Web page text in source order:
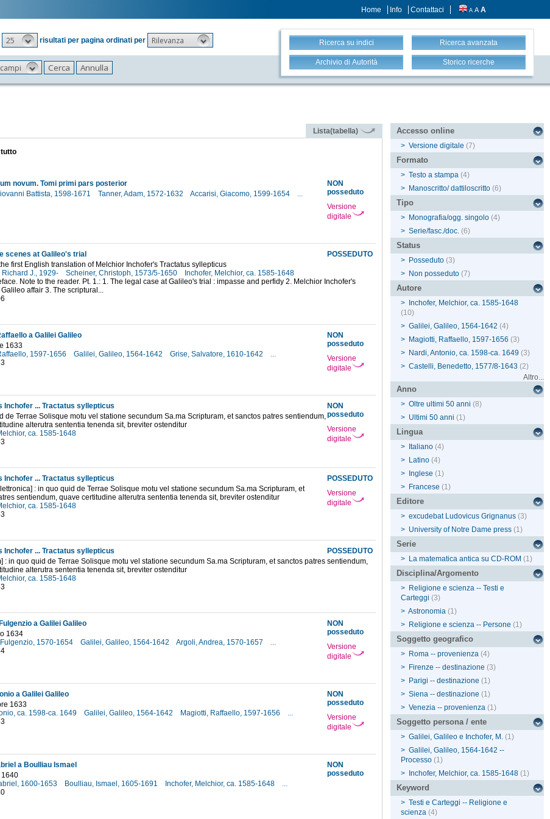
Home Info Contattaci A A A
25 risultati per pagina ordinati per Rilevanza Ricerca su indici Ricerca avanzata
Archivio di Autorità Storico ricerche
Lista(tabella)
NON
posseduto
Versione
digitale
novum. Tomi primi pars posterior
Battista, 1598-1671
Tanner, Adam, 1572-1632 Accarisi, Giacomo, 1599-1654 ...
POSSEDUTO
scenes at Galileo's trial
first English translation of Melchior Inchofer's Tractatus syllepticus
Richard J., 1929-
Scheiner, Christoph, 1573/5-1650
Inchofer, Melchior, ca. 1585-1648
Note to the reader. Pt. 1.: 1. The legal case at Galileo's trial : impasse and perfidy 2. Melchior Inchofer's
affair 3. The scriptural...
NON
posseduto
Versione
digitale
a Galilei Galileo
1633
1597-1656
Galilei, Galileo, 1564-1642 Grise, Salvatore, 1610-1642
...
NON
posseduto
Versione
digitale
Inchofer ... Tractatus syllepticus
de Terrae Solisque motu vel statione secundum Sa.ma Scripturam, et sanctos patres sentiendum,
alterutra sententia tenenda sit, breviter ostenditur
ca. 1585-1648
POSSEDUTO
Versione
digitale
Inchofer ... Tractatus syllepticus
: in quo quid de Terrae Solisque motu vel statione secundum Sa.ma Scripturam, et
sentiendum, quave certitudine alterutra sententia tenenda sit, breviter ostenditur
ca. 1585-1648
POSSEDUTO
Inchofer ... Tractatus syllepticus
: in quo quid de Terrae Solisque motu vel statione secundum Sa.ma Scripturam, et sanctos patres sentiendum,
alterutra sententia tenenda sit, breviter ostenditur
ca. 1585-1648
NON
posseduto
Versione
digitale
a Galilei Galileo
1634
1570-1654
Galilei, Galileo, 1564-1642 Argoli, Andrea, 1570-1657
...
NON
posseduto
Versione
digitale
a Galilei Galileo
1633
ca. 1598-ca. 1649
Galilei, Galileo, 1564-1642 Magiotti, Raffaello, 1597-1656
...
NON
posseduto
a Boulliau Ismael
1640
1600-1653
Boulliau, Ismael, 1605-1691 Inchofer, Melchior, ca. 1585-1648
...
Accesso online
> Versione digitale (7)
Formato
> Testo a stampa (4)
> Manoscritto/ dattiloscritto (6)
Tipo
> Monografia/ogg. singolo (4)
> Serie/fasc./doc. (6)
Status
> Posseduto (3)
> Non posseduto (7)
Autore
>
Inchofer, Melchior, ca. 1585-1648
(10)
> Galilei, Galileo, 1564-1642 (4)
> Magiotti, Raffaello, 1597-1656 (3)
> Nardi, Antonio, ca. 1598-ca. 1649 (3)
> Castelli, Benedetto, 1577/8-1643 (2)
Altro...
Anno
> Oltre ultimi 50 anni (8)
> Ultimi 50 anni (1)
Lingua
> Italiano (4)
> Latino (4)
>
Inglese (1)
> Francese (1)
Editore
> excudebat Ludovicus Grignanus (3)
> University of Notre Dame press (1)
Serie
> La matematica antica su CD-ROM (1)
Disciplina/Argomento
> Religione e scienza -- Testi e
Carteggi (3)
> Astronomia (1)
> Religione e scienza -- Persone (1)
Soggetto geografico
> Roma -- provenienza (4)
> Firenze -- destinazione (3)
> Parigi -- destinazione (1)
> Siena -- destinazione (1)
> Venezia -- provenienza (1)
Soggetto persona / ente
> Galilei, Galileo e Inchofer, M. (1)
> Galilei, Galileo, 1564-1642 --
Processo (1)
>
Inchofer, Melchior, ca. 1585-1648 (1)
Keyword
> Testi e Carteggi -- Religione e
scienza (4)